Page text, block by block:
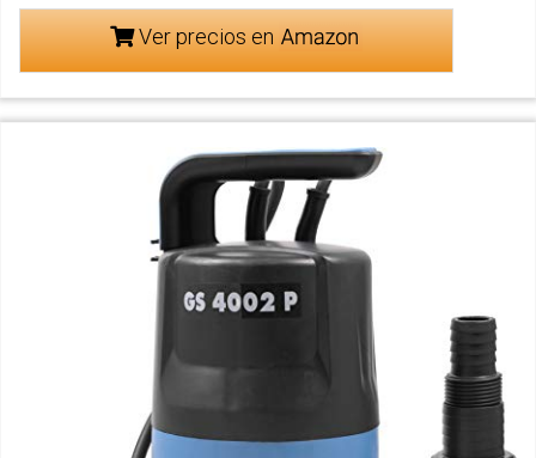
Ver precios en